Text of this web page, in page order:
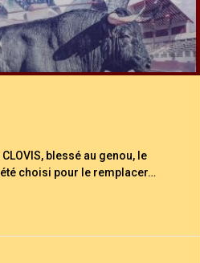
blessé au genou, le
été choisi pour le remplacer…